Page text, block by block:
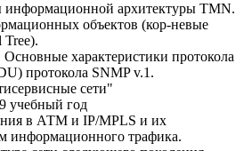
архитектуры TMN.
объектов (кор-невые
характеристики протокола
протокола SNMP v.1.
сети"
учебный год
в АТМ и IP/MPLS и их
информационного трафика.